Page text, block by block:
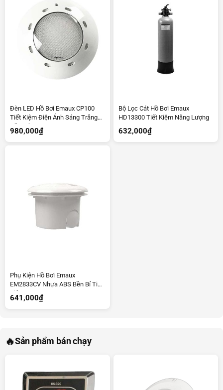
Đèn LED Hồ Bơi Emaux CP100
Tiết Kiệm Điện Ánh Sáng Trắng
Sắc Nét
980,000₫
Bộ Lọc Cát Hồ Bơi Emaux
HD13300 Tiết Kiệm Năng Lượng
632,000₫
Phụ Kiện Hồ Bơi Emaux
EM2833CV Nhựa ABS Bền Bỉ Tiết
Kiệm
641,000₫
🔥Sản phẩm bán chạy